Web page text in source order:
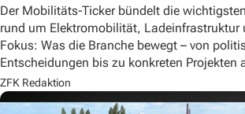
Der Mobilitäts-Ticker bündelt die
rund um Elektromobilität, Ladeinfrastruktur
Fokus: Was die Branche bewegt – von
Entscheidungen bis zu konkreten Projekten
ZFK Redaktion